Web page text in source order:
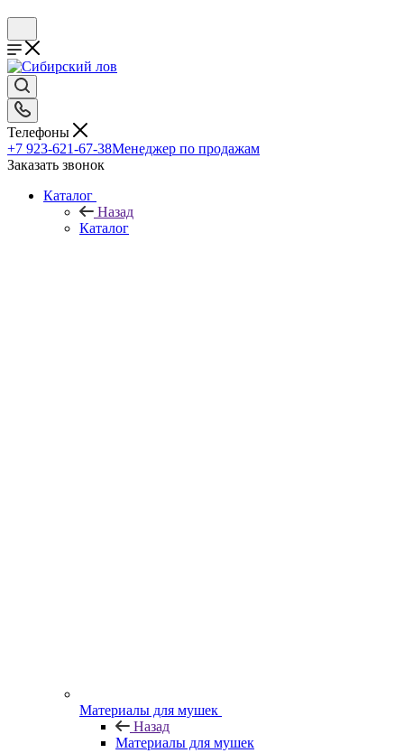
Телефоны
+7 923-621-67-38Менеджер по продажам
Заказать звонок
Каталог
Назад
Каталог
Материалы для мушек
Назад
Материалы для мушек